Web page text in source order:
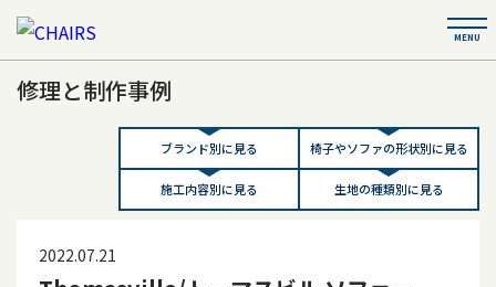
修理と制作事例
ブランド別に見る 椅子やソファの形状別に見る
施工内容別に見る 生地の種類別に見る
2022.07.21